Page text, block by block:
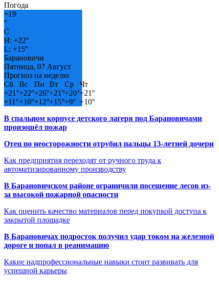
Погода
+19
°
C
H: +22°
L: +15°
Барановичи
Пятница, 07 Август
Прогноз на неделю
Сб
Вс Пн Вт Ср
Чт
+21°+22°+26°+21°+20°+21°
+11°+10°+12°+15°+9° +10°
В спальном корпусе детского лагеря под Барановичами
произошёл пожар
Отец по неосторожности отрубил пальцы 13-летней дочери
Как предприятия переходят от ручного труда к
автоматизированному производству
В Барановичском районе ограничили посещение лесов из-
за высокой пожарной опасности
Как оценить качество материалов перед покупкой доступа к
закрытой площадке
В Барановичах подросток получил удар током на железной
дороге и попал в реанимацию
Какие надпрофессиональные навыки стоит развивать для
успешной карьеры